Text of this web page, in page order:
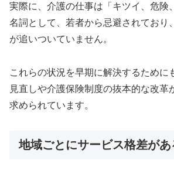
実際に、介護の仕事は「キツイ、危険
名詞として、若者から忌避されており
が追いついていません。
これらの状況を早期に解決するために
見直しや介護保険制度の抜本的な改革
求められています。
地域ごとにサービス格差があ